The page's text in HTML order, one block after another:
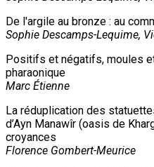
De l'argile au bronze : au
Sophie Descamps-Lequime,
Positifs et négatifs, moules
pharaonique
Marc Étienne
La réduplication des
d’Ayn Manawîr (oasis de
croyances
Florence Gombert-Meurice